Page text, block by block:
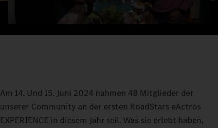
Am 14. Und 15. Juni 2024 nahmen 48 Mitglieder der
unserer Community an der ersten RoadStars eActros
EXPERIENCE in diesem Jahr teil. Was sie erlebt haben,